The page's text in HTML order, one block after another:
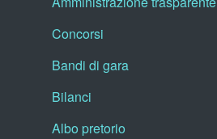
Concorsi
Bandi di gara
Bilanci
Albo pretorio